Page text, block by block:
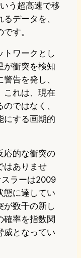
う超高速で移
データを、
す。
トワークとし
が衝突を検知
告を発し、
これは、現在
ではなく、
にする画期的
応的な衝突の
はありませ
ラーは2009
態に達してい
が数千の新し
確率を指数関
威となってい